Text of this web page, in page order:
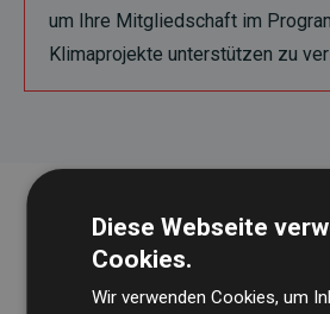
um Ihre Mitgliedschaft im
Klimaprojekte unterstützen zu
Diese Webseite
Cookies.
Wir verwenden Cookies, um